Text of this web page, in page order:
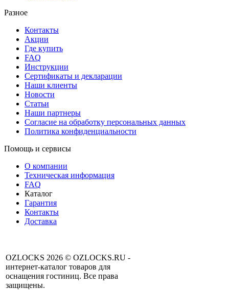
Разное
Контакты
Акции
Где купить
FAQ
Инструкции
Сертификаты и декларации
Наши клиенты
Новости
Статьи
Наши партнеры
Согласие на обработку персональных данных
Политика конфиденциальности
Помощь и сервисы
О компании
Техническая информация
FAQ
Каталог
Гарантия
Контакты
Доставка
OZLOCKS 2026 © OZLOCKS.RU -
интернет-каталог товаров для
оснащения гостиниц. Все права
защищены.